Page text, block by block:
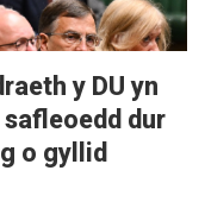
y DU yn
dur
o gyllid